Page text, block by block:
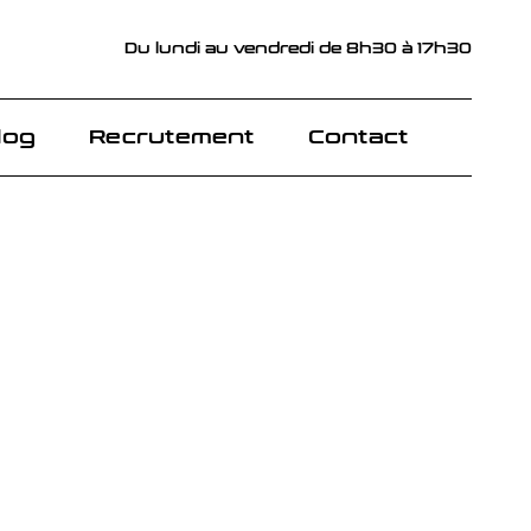
Du lundi au vendredi de 8h30 à 17h30
Recrutement Contact
Du lundi au vendredi de 8h30 à 17h30
Recrutement Contact